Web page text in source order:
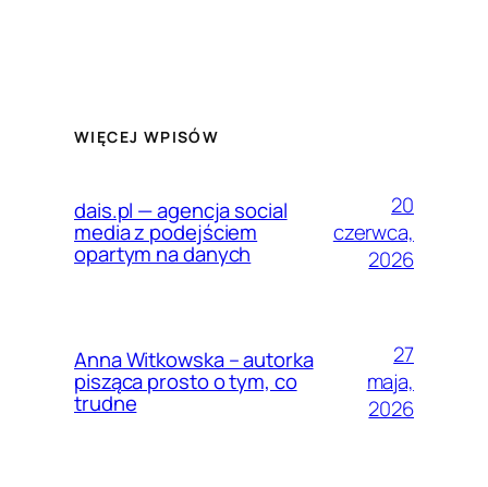
WIĘCEJ WPISÓW
dais.pl — agencja social
media z podejściem
opartym na danych
20
czerwca,
2026
Anna Witkowska – autorka
pisząca prosto o tym, co
trudne
27
maja,
2026